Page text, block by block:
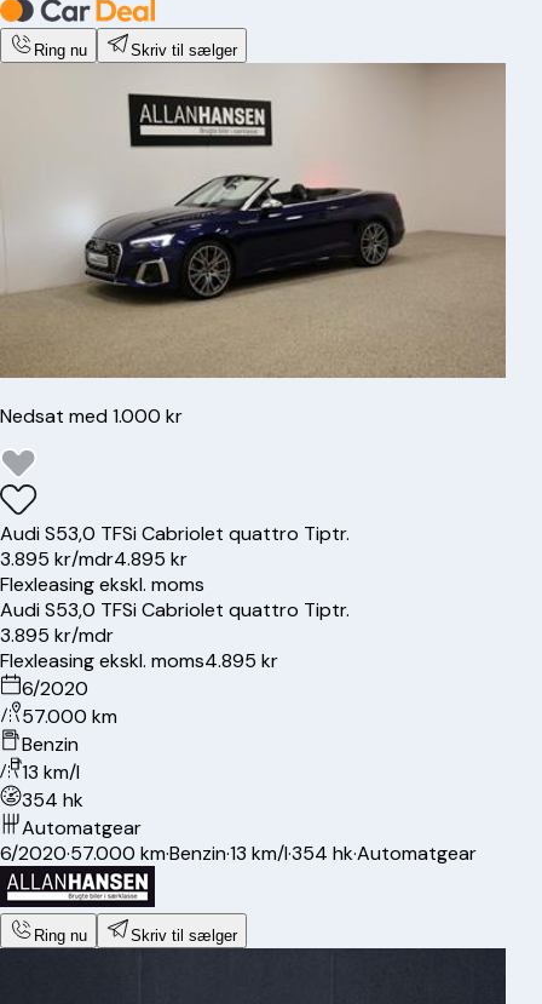
Ring nu Skriv til sælger
Nedsat med 1.000 kr
AudiS53,0 TFSi Cabriolet quattro Tiptr.
3.895 kr/mdr4.895 kr
Flexleasing ekskl. moms
AudiS53,0 TFSi Cabriolet quattro Tiptr.
3.895 kr/mdr
Flexleasing ekskl. moms4.895 kr
6/2020
57.000 km
Benzin
13 km/l
354 hk
Automatgear
6/2020·57.000 km·Benzin·13 km/l·354 hk·Automatgear
Ring nu Skriv til sælger